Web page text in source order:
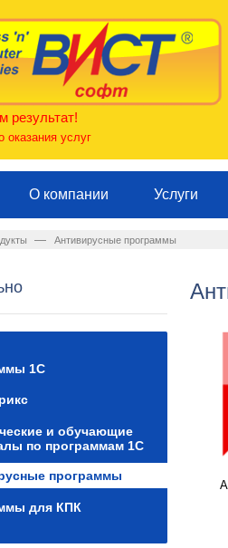
результат!
оказания услуг
О компании Услуги
— Антивирусные программы
1С
и обучающие
по программам 1С
программы
для КПК